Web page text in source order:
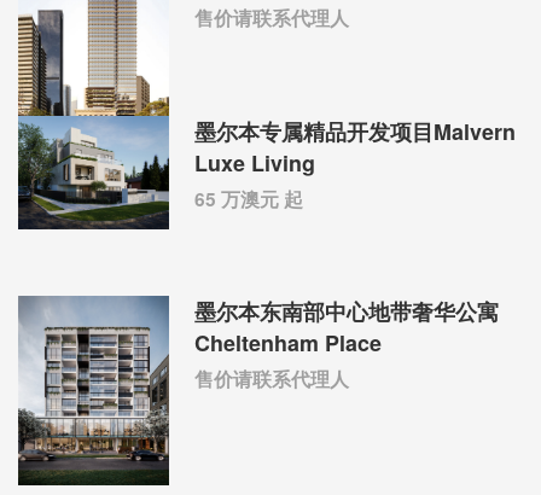
售价请联系代理人
墨尔本专属精品开发项目Malvern
Luxe Living
65 万澳元 起
墨尔本东南部中心地带奢华公寓
Cheltenham Place
售价请联系代理人